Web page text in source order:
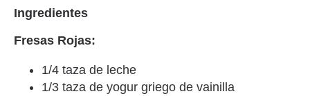
Ingredientes
Fresas Rojas:
1/4 taza de leche
1/3 taza de yogur griego de vainilla